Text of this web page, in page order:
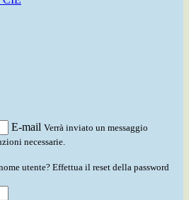
E-mail Verrà inviato un messaggio
necessarie.
utente? Effettua il reset della password